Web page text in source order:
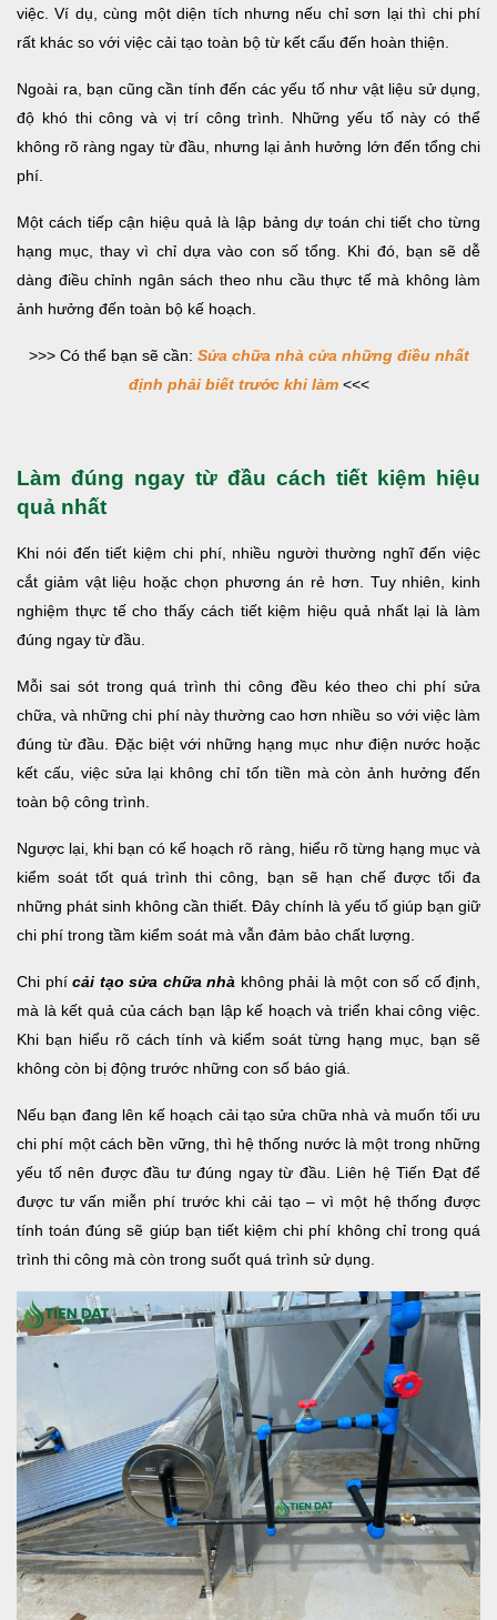
việc. Ví dụ, cùng một diện tích nhưng nếu chỉ sơn lại thì chi phí
rất khác so với việc cải tạo toàn bộ từ kết cấu đến hoàn thiện.
Ngoài ra, bạn cũng cần tính đến các yếu tố như vật liệu sử dụng,
độ khó thi công và vị trí công trình. Những yếu tố này có thể
không rõ ràng ngay từ đầu, nhưng lại ảnh hưởng lớn đến tổng chi
phí.
Một cách tiếp cận hiệu quả là lập bảng dự toán chi tiết cho từng
hạng mục, thay vì chỉ dựa vào con số tổng. Khi đó, bạn sẽ dễ
dàng điều chỉnh ngân sách theo nhu cầu thực tế mà không làm
ảnh hưởng đến toàn bộ kế hoạch.
>>> Có thể bạn sẽ cần: Sửa chữa nhà cửa những điều nhất
định phải biết trước khi làm <<<
Làm đúng ngay từ đầu cách tiết kiệm hiệu
quả nhất
Khi nói đến tiết kiệm chi phí, nhiều người thường nghĩ đến việc
cắt giảm vật liệu hoặc chọn phương án rẻ hơn. Tuy nhiên, kinh
nghiệm thực tế cho thấy cách tiết kiệm hiệu quả nhất lại là làm
đúng ngay từ đầu.
Mỗi sai sót trong quá trình thi công đều kéo theo chi phí sửa
chữa, và những chi phí này thường cao hơn nhiều so với việc làm
đúng từ đầu. Đặc biệt với những hạng mục như điện nước hoặc
kết cấu, việc sửa lại không chỉ tốn tiền mà còn ảnh hưởng đến
toàn bộ công trình.
Ngược lại, khi bạn có kế hoạch rõ ràng, hiểu rõ từng hạng mục và
kiểm soát tốt quá trình thi công, bạn sẽ hạn chế được tối đa
những phát sinh không cần thiết. Đây chính là yếu tố giúp bạn giữ
chi phí trong tầm kiểm soát mà vẫn đảm bảo chất lượng.
Chi phí cải tạo sửa chữa nhà không phải là một con số cố định,
mà là kết quả của cách bạn lập kế hoạch và triển khai công việc.
Khi bạn hiểu rõ cách tính và kiểm soát từng hạng mục, bạn sẽ
không còn bị động trước những con số báo giá.
Nếu bạn đang lên kế hoạch cải tạo sửa chữa nhà và muốn tối ưu
chi phí một cách bền vững, thì hệ thống nước là một trong những
yếu tố nên được đầu tư đúng ngay từ đầu. Liên hệ Tiến Đạt để
được tư vấn miễn phí trước khi cải tạo – vì một hệ thống được
tính toán đúng sẽ giúp bạn tiết kiệm chi phí không chỉ trong quá
trình thi công mà còn trong suốt quá trình sử dụng.